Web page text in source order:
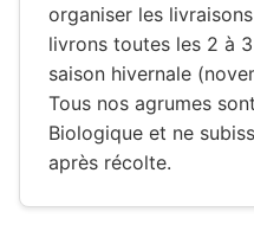
organiser les
livrons toutes les 2 à
saison hivernale
Tous nos agrumes
Biologique et ne
après récolte.